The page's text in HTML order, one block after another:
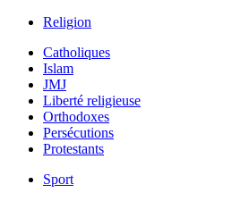
Religion
Catholiques
Islam
JMJ
Liberté religieuse
Orthodoxes
Persécutions
Protestants
Sport